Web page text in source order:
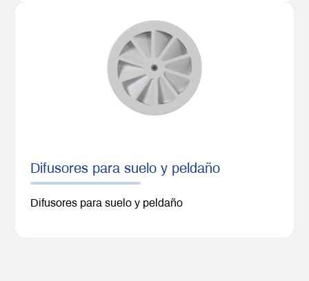
Difusores para suelo y peldaño
Difusores para suelo y peldaño